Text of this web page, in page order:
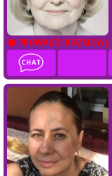
PROWADZI ROZMOWĘ